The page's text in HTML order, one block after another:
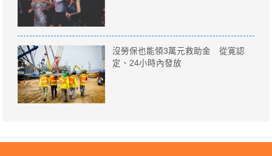
沒勞保也能領3萬元救助金 從寛認
定、24小時內發放